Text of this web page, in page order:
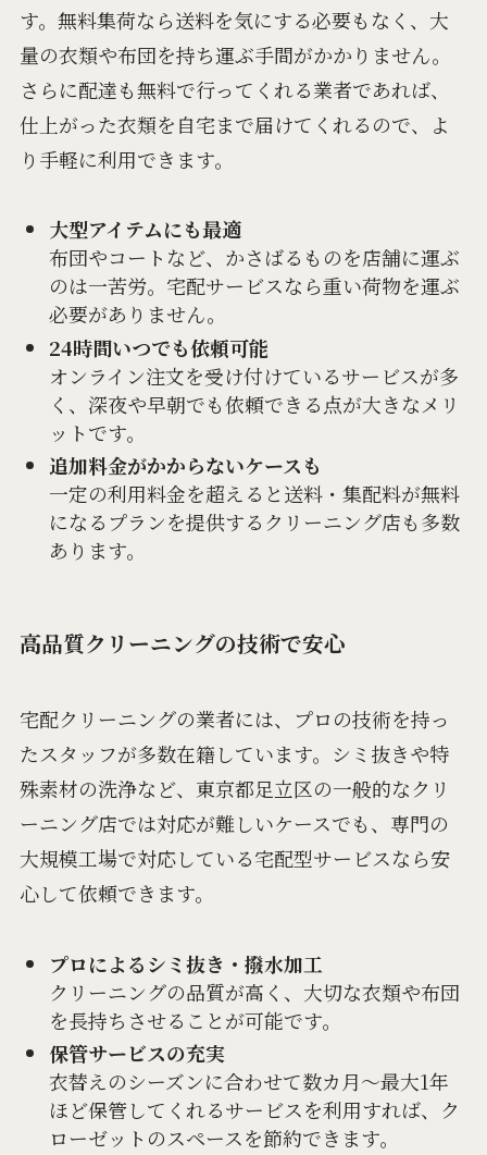
す。無料集荷なら送料を気にする必要もなく、大
量の衣類や布団を持ち運ぶ手間がかかりません。
さらに配達も無料で行ってくれる業者であれば、
仕上がった衣類を自宅まで届けてくれるので、よ
り手軽に利用できます。
大型アイテムにも最適
布団やコートなど、かさばるものを店舗に運ぶ
のは一苦労。宅配サービスなら重い荷物を運ぶ
必要がありません。
24時間いつでも依頼可能
オンライン注文を受け付けているサービスが多
く、深夜や早朝でも依頼できる点が大きなメリ
ットです。
追加料金がかからないケースも
一定の利用料金を超えると送料・集配料が無料
になるプランを提供するクリーニング店も多数
あります。
高品質クリーニングの技術で安心
宅配クリーニングの業者には、プロの技術を持っ
たスタッフが多数在籍しています。シミ抜きや特
殊素材の洗浄など、東京都足立区の一般的なクリ
ーニング店では対応が難しいケースでも、専門の
大規模工場で対応している宅配型サービスなら安
心して依頼できます。
プロによるシミ抜き・撥水加工
クリーニングの品質が高く、大切な衣類や布団
を長持ちさせることが可能です。
保管サービスの充実
衣替えのシーズンに合わせて数カ月～最大1年
ほど保管してくれるサービスを利用すれば、ク
ローゼットのスペースを節約できます。